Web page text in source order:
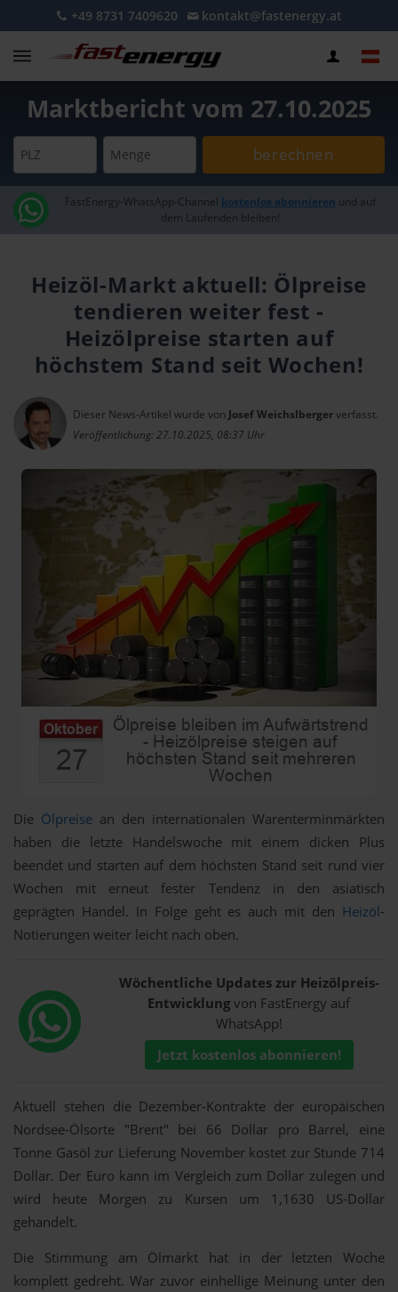
+49 8731 7409620 kontakt@fastenergy.at
Marktbericht vom 27.10.2025
PLZ Menge berechnen
FastEnergy-WhatsApp-Channel kostenlos abonnieren und auf
dem Laufenden bleiben!
Heizöl-Markt aktuell: Ölpreise
tendieren weiter fest -
Heizölpreise starten auf
höchstem Stand seit Wochen!
Dieser News-Artikel wurde von Josef Weichslbergerverfasst.
Veröffentlichung: 27.10.2025, 08:37 Uhr
Die Ölpreise an den internationalen Warenterminmärkten
haben die letzte Handelswoche mit einem dicken Plus
beendet und starten auf dem höchsten Stand seit rund vier
Wochen mit erneut fester Tendenz in den asiatisch
geprägten Handel. In Folge geht es auch mit den Heizöl-
Notierungen weiter leicht nach oben.
Wöchentliche Updates zur Heizölpreis-
Entwicklungvon FastEnergy auf
WhatsApp!
Jetzt kostenlos abonnieren!
Aktuell stehen die Dezember-Kontrakte der europäischen
Nordsee-Ölsorte "Brent" bei 66 Dollar pro Barrel, eine
Tonne Gasöl zur Lieferung November kostet zur Stunde 714
Dollar. Der Euro kann im Vergleich zum Dollar zulegen und
wird heute Morgen zu Kursen um 1,1630 US-Dollar
gehandelt.
Die Stimmung am Ölmarkt hat in der letzten Woche
komplett gedreht. War zuvor einhellige Meinung unter den